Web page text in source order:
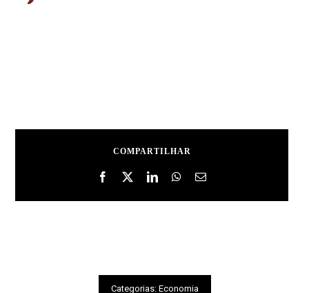
COMPARTILHAR
Categorias: Economia